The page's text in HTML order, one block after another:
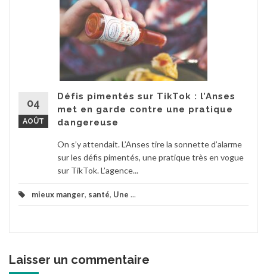
04
AOÛT
Défis pimentés sur TikTok : l’Anses
met en garde contre une pratique
dangereuse
On s’y attendait. L’Anses tire la sonnette d’alarme
sur les défis pimentés, une pratique très en vogue
sur TikTok. L’agence...
mieux manger, santé, Une ...
Laisser un commentaire